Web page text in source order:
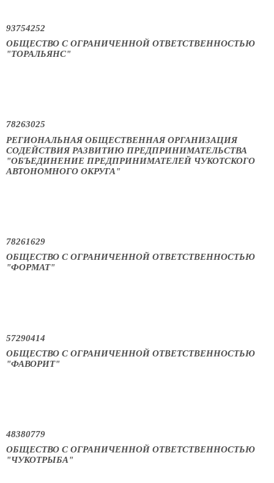
93754252
ОБЩЕСТВО С ОГРАНИЧЕННОЙ ОТВЕТСТВЕННОСТЬЮ
"ТОРАЛЬЯНС"
78263025
РЕГИОНАЛЬНАЯ ОБЩЕСТВЕННАЯ ОРГАНИЗАЦИЯ
СОДЕЙСТВИЯ РАЗВИТИЮ ПРЕДПРИНИМАТЕЛЬСТВА
"ОБЪЕДИНЕНИЕ ПРЕДПРИНИМАТЕЛЕЙ ЧУКОТСКОГО
АВТОНОМНОГО ОКРУГА"
78261629
ОБЩЕСТВО С ОГРАНИЧЕННОЙ ОТВЕТСТВЕННОСТЬЮ
"ФОРМАТ"
57290414
ОБЩЕСТВО С ОГРАНИЧЕННОЙ ОТВЕТСТВЕННОСТЬЮ
"ФАВОРИТ"
48380779
ОБЩЕСТВО С ОГРАНИЧЕННОЙ ОТВЕТСТВЕННОСТЬЮ
"ЧУКОТРЫБА"